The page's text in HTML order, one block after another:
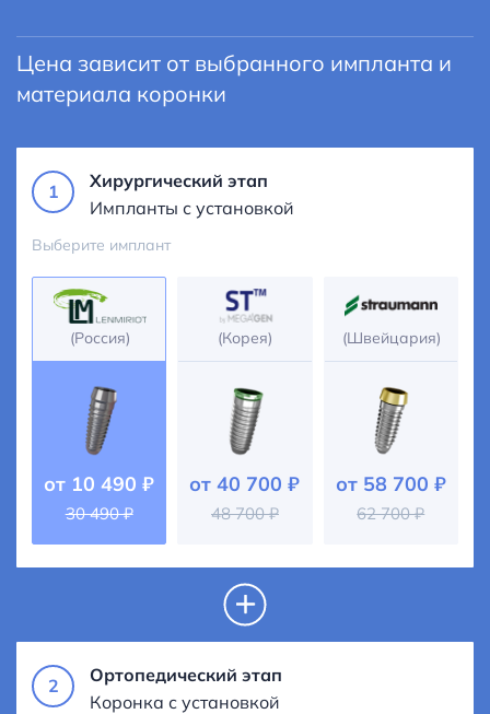
Цена зависит от выбранного импланта и
материала коронки
1
Хирургический этап
Импланты с установкой
Выберите имплант
(Россия)
от 10 490 ₽
30 490 ₽
(Корея)
от40 700 ₽
48 700 ₽
(Швейцария)
от 58 700 ₽
62 700 ₽
2
Ортопедический этап
Коронка с установкой